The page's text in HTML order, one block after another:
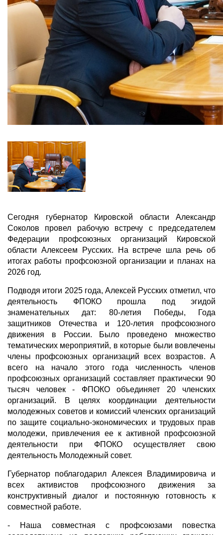
Сегодня губернатор Кировской области Александр
Соколов провел рабочую встречу с председателем
Федерации профсоюзных организаций Кировской
области Алексеем Русских. На встрече шла речь об
итогах работы профсоюзной организации и планах на
2026 год.
Подводя итоги 2025 года, Алексей Русских отметил, что
деятельность ФПОКО прошла под эгидой
знаменательных дат: 80-летия Победы, Года
защитников Отечества и 120-летия профсоюзного
движения в России. Было проведено множество
тематических мероприятий, в которые были вовлечены
члены профсоюзных организаций всех возрастов. А
всего на начало этого года численность членов
профсоюзных организаций составляет практически 90
тысяч человек - ФПОКО объединяет 20 членских
организаций. В целях координации деятельности
молодежных советов и комиссий членских организаций
по защите социально-экономических и трудовых прав
молодежи, привлечения ее к активной профсоюзной
деятельности при ФПОКО осуществляет свою
деятельность Молодежный совет.
Губернатор поблагодарил Алексея Владимировича и
всех активистов профсоюзного движения за
конструктивный диалог и постоянную готовность к
совместной работе.
- Наша совместная с профсоюзами повестка